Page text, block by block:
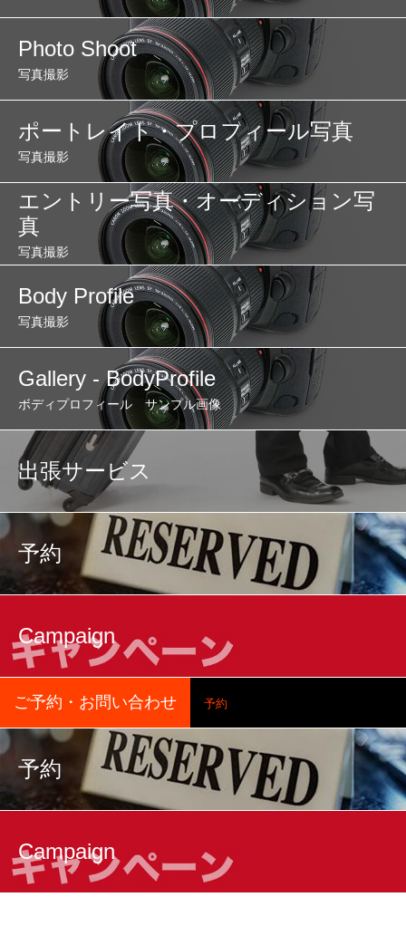
Photo Shoot
写真撮影
ポートレイト・プロフィール写真
写真撮影
エントリー写真・オーディション写
真
写真撮影
Body Profile
写真撮影
Gallery - BodyProfile
ボディプロフィール サンプル画像
出張サービス
予約
Campaign
ご予約・お問い合わせ 予約
予約
Campaign